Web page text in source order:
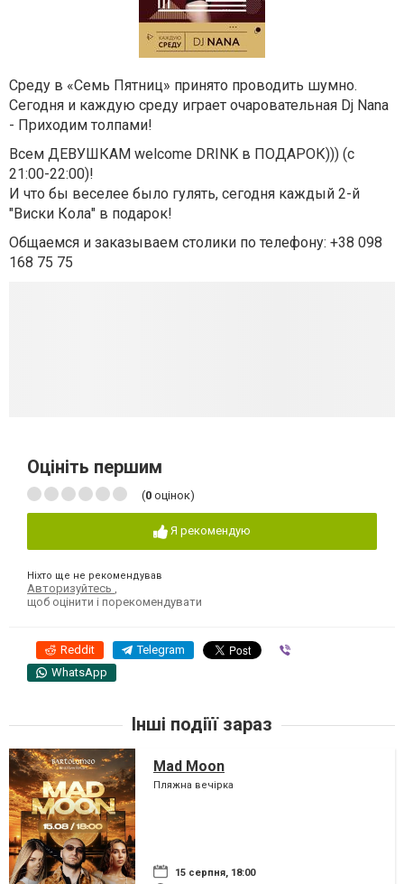
Среду в «Семь Пятниц» принято проводить шумно.
Сегодня и каждую среду играет очаровательная Dj Nana
- Приходим толпами!
Всем ДЕВУШКАМ welcome DRINK в ПОДАРОК))) (с
21:00-22:00)!
И что бы веселее было гулять, сегодня каждый 2-й
"Виски Кола" в подарок!
Общаемся и заказываем столики по телефону: +38 098
168 75 75
Оцініть першим
(0 оцінок)
Я рекомендую
Ніхто ще не рекомендував
Авторизуйтесь
щоб оцінити і порекомендувати
Reddit Telegram
WhatsApp
Інші подіїї зараз
Mad Moon
Пляжна вечірка
15 серпня, 18:00